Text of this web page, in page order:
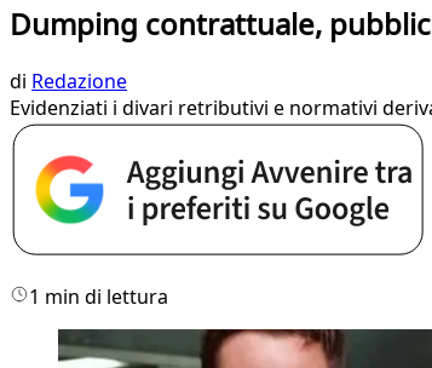
Dumping contrattuale,
di Redazione
Evidenziati i divari retributivi e normativi
1 min di lettura